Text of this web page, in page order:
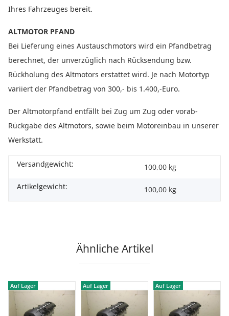
Ihres Fahrzeuges bereit.
ALTMOTOR PFAND
Bei Lieferung eines Austauschmotors wird ein Pfandbetrag
berechnet, der unverzüglich nach Rücksendung bzw.
Rückholung des Altmotors erstattet wird. Je nach Motortyp
variiert der Pfandbetrag von 300,- bis 1.400,-Euro.
Der Altmotorpfand entfällt bei Zug um Zug oder vorab-
Rückgabe des Altmotors, sowie beim Motoreinbau in unserer
Werkstatt.
Versandgewicht:
100,00 kg
Artikelgewicht:
100,00 kg
Ähnliche Artikel
Auf Lager Auf Lager Auf Lager